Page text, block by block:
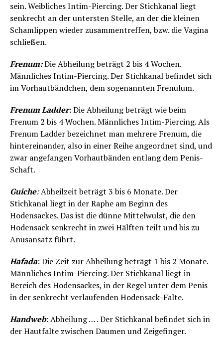
sein. Weibliches Intim-Piercing. Der Stichkanal liegt
senkrecht an der untersten Stelle, an der die kleinen
Schamlippen wieder zusammentreffen, bzw. die Vagina
schließen.
Frenum:Die Abheilung beträgt 2 bis 4 Wochen.
Männliches Intim-Piercing. Der Stichkanal befindet sich
im Vorhautbändchen, dem sogenannten Frenulum.
Frenum Ladder:Die Abheilung beträgt wie beim
Frenum 2 bis 4 Wochen. Männliches Intim-Piercing. Als
Frenum Ladder bezeichnet man mehrere Frenum, die
hintereinander, also in einer Reihe angeordnet sind, und
zwar angefangen Vorhautbänden entlang dem Penis-
Schaft.
Guiche:Abheilzeit beträgt 3 bis 6 Monate. Der
Stichkanal liegt in der Raphe am Beginn des
Hodensackes. Das ist die dünne Mittelwulst, die den
Hodensack senkrecht in zwei Hälften teilt und bis zu
Anusansatz führt.
Hafada: Die Zeit zur Abheilung beträgt 1 bis 2 Monate.
Männliches Intim-Piercing. Der Stichkanal liegt in
Bereich des Hodensackes, in der Regel unter dem Penis
in der senkrecht verlaufenden Hodensack-Falte.
Handweb: Abheilung … . Der Stichkanal befindet sich in
der Hautfalte zwischen Daumen und Zeigefinger.